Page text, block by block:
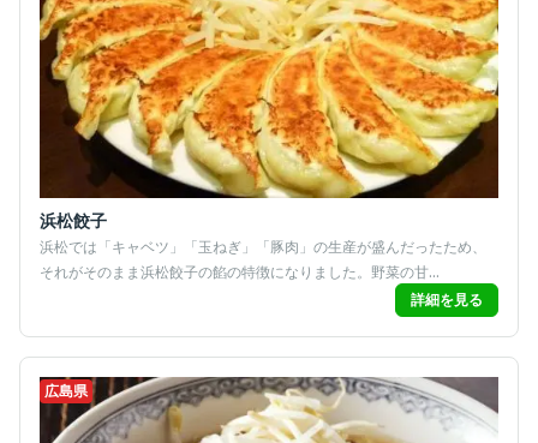
浜松餃子
浜松では「キャベツ」「玉ねぎ」「豚肉」の生産が盛んだったため、
それがそのまま浜松餃子の餡の特徴になりました。野菜の甘...
詳細を見る
広島県